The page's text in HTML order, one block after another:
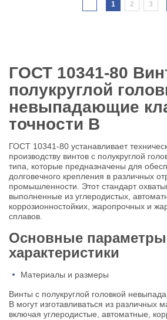
1 2 3
ГОСТ 10341-80
полукруглой
невыпадающие
точности В
ГОСТ 10341-80 устанавливает
производству винтов с полукруглой
типа, которые предназначены для
долговечного крепления в различных
промышленности. Этот стандарт
выполненные из углеродистых,
коррозионностойких, жаропрочных и
сплавов.
Основные
характеристики
Материалы и размеры
Винты с полукруглой головкой
В могут изготавливаться из различных
включая углеродистые, автоматные,